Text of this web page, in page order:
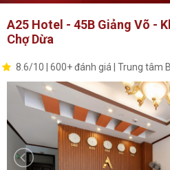
A25 Hotel - 45B Giảng Võ -
Chợ Dừa
8.6/10 | 600+ đánh giá | Trung tâm